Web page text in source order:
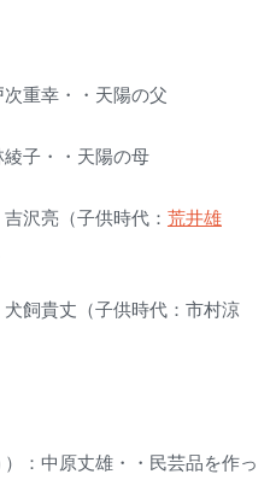
重幸・・天陽の父
子・・天陽の母
沢亮（子供時代： 荒井雄
飼貴丈（子供時代：市村涼
：中原丈雄・・民芸品を作っ